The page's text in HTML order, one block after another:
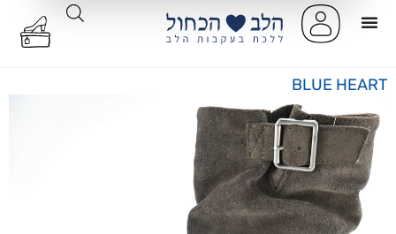
BLUE HEART